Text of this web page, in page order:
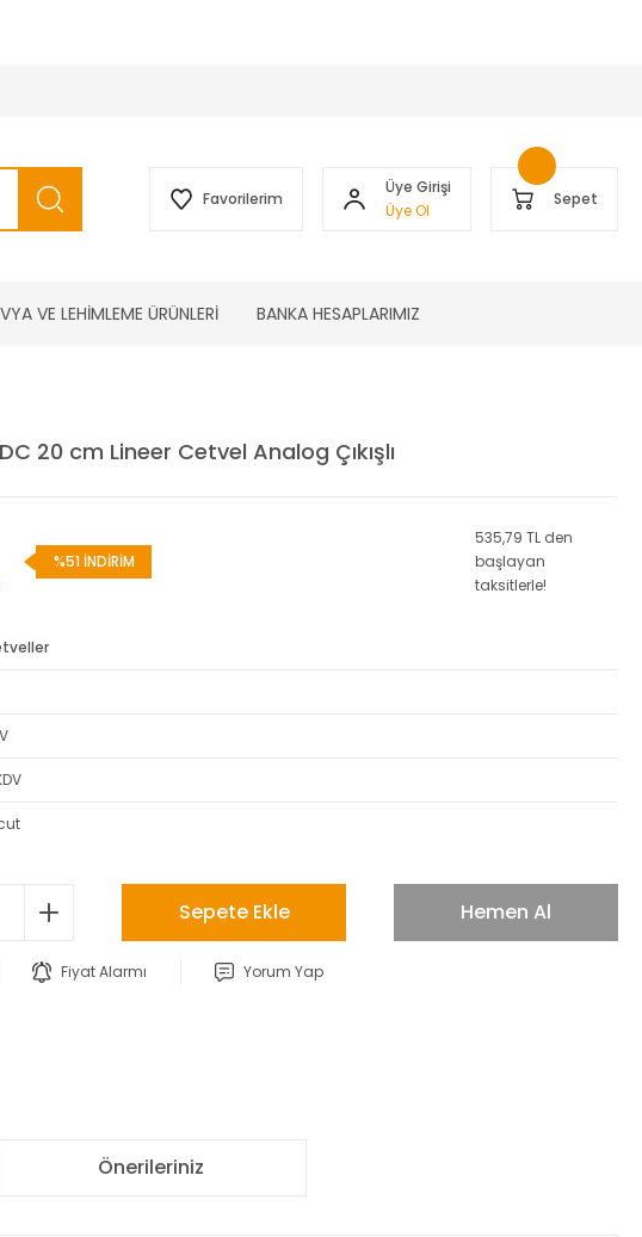
Favorilerim
Üye Girişi
Üye Ol
Sepet
VE LEHİMLEME ÜRÜNLERİ BANKA HESAPLARIMIZ
20 cm Lineer Cetvel Analog Çıkışlı
%51 İNDİRİM
535,79 TL den
başlayan
taksitlerle!
Sepete Ekle Hemen Al
Fiyat Alarmı Yorum Yap
Önerileriniz